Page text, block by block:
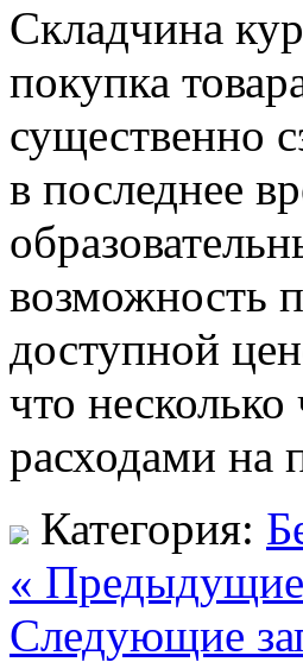
Склaдчинa
покупка
существенно
в последнее
возможность
доступной
что
расходами на
Категория:
« Предыдущие
Следующие